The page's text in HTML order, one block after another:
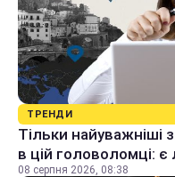
ТРЕНДИ
Тільки найуважніші
в цій головоломці:
08 серпня 2026, 08:38